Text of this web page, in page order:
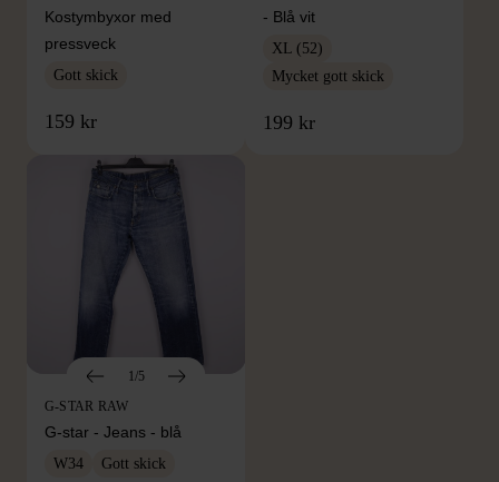
Kostymbyxor med
pressveck
Gott skick
159 kr
- Blå vit
XL (52)
Mycket gott skick
199 kr
1/5
G-STAR RAW
G-star - Jeans - blå
W34 Gott skick